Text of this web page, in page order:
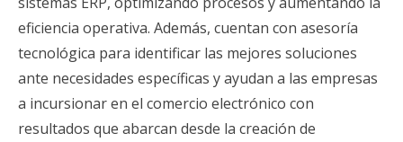
eficiencia operativa. Además, cuentan con asesoría
tecnológica para identificar las mejores soluciones
ante necesidades específicas y ayudan a las empresas
a incursionar en el comercio electrónico con
resultados que abarcan desde la creación de